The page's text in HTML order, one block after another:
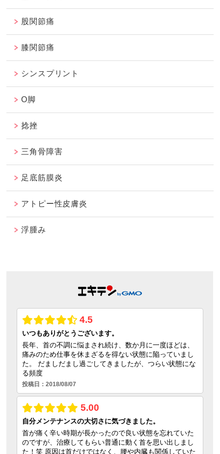
股関節痛
膝関節痛
シンスプリント
O脚
捻挫
三角骨障害
足底筋膜炎
アトピー性皮膚炎
浮腫み